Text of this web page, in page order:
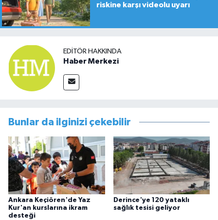
riskine karşı videolu uyarı
EDITÖR HAKKINDA
Haber Merkezi
Bunlar da ilginizi çekebilir
Ankara Keçiören'de Yaz
Kur'an kurslarına ikram
desteği
Derince'ye 120 yataklı
sağlık tesisi geliyor